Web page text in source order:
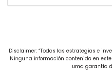
Disclaimer: “Todas las estrategias e
Ninguna información contenida en
uma garantía